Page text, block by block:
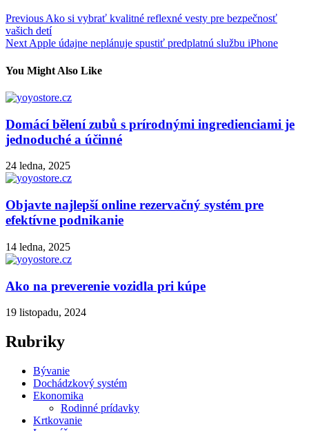
Navigace
pro
PreviousAko si vybrať kvalitné reflexné vesty pre bezpečnosť
vašich detí
NextApple údajne neplánuje spustiť predplatnú službu iPhone
You Might Also Like
Domácí bělení zubů s prírodnými ingredienciami je
jednoduché a účinné
24 ledna, 2025
Objavte najlepší online rezervačný systém pre
efektívne podnikanie
14 ledna, 2025
Ako na preverenie vozidla pri kúpe
19 listopadu, 2024
Rubriky
Bývanie
Dochádzkový systém
Ekonomika
Rodinné prídavky
Krtkovanie